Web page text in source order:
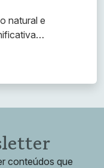
natural e
conteúdos que